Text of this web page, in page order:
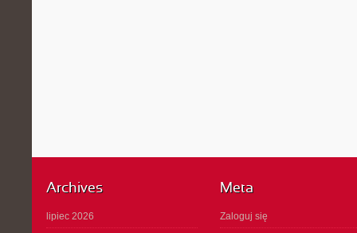
Archives
lipiec 2026
Meta
Zaloguj się